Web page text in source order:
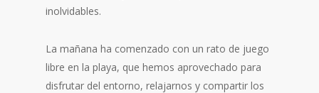
inolvidables.
La mañana ha comenzado con un rato de juego
libre en la playa, que hemos aprovechado para
disfrutar del entorno, relajarnos y compartir los